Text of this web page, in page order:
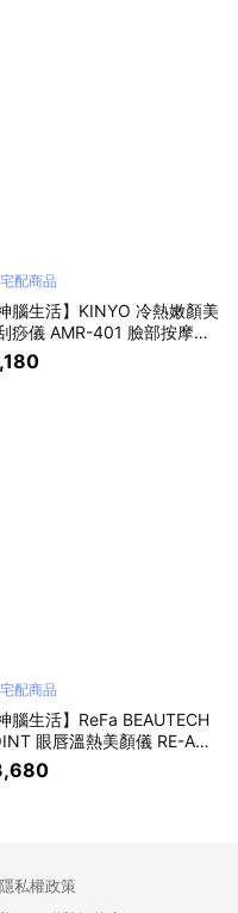
宅配商品
神腦生活】KINYO 冷熱嫩顏美
痧儀 AMR-401 臉部按摩器
SPA保養 恆溫熱敷冰敷
宅配商品
神腦生活】ReFa BEAUTECH
眼唇溫熱美顏儀 RE-AH0
臉部按摩器 皮膚SPA保養 微
溫感按摩
隱私權政策